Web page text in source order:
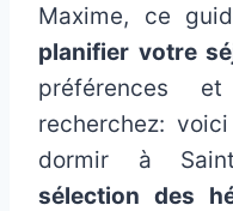
Maxime, ce
planifier votre
préférences
recherchez:
dormir à
sélection des